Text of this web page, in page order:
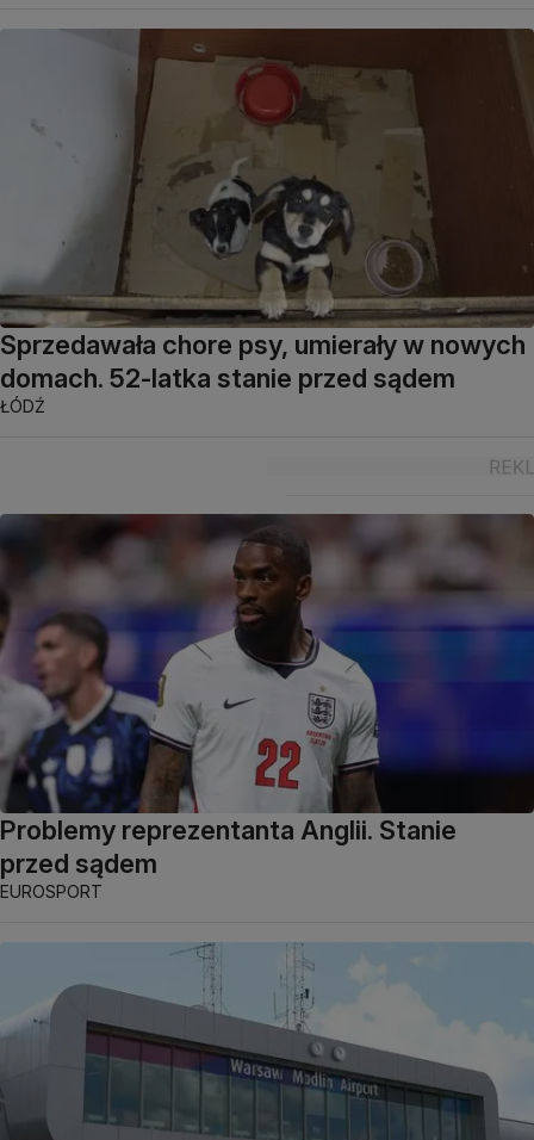
Sprzedawała chore psy, umierały w nowych
domach. 52-latka stanie przed sądem
ŁÓDŹ
Problemy reprezentanta Anglii. Stanie
przed sądem
EUROSPORT